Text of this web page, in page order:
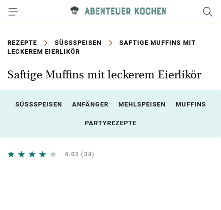
REZEPTE SÜSSSPEISEN
SAFTIGE MUFFINS MIT
LECKEREM EIERLIKÖR
Saftige Muffins mit leckerem Eierlikör
SÜSSSPEISEN ANFÄNGER MEHLSPEISEN MUFFINS
PARTYREZEPTE
4.02 (34)